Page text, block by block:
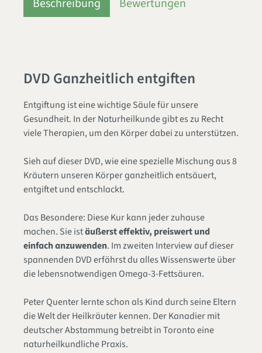
Beschreibung Bewertungen
DVD Ganzheitlich entgiften
Entgiftung ist eine wichtige Säule für unsere
Gesundheit. In der Naturheilkunde gibt es zu Recht
viele Therapien, um den Körper dabei zu unterstützen.
Sieh auf dieser DVD, wie eine spezielle Mischung aus 8
Kräutern unseren Körper ganzheitlich entsäuert,
entgiftet und entschlackt.
Das Besondere: Diese Kur kann jeder zuhause
machen. Sie istäußerst effektiv, preiswert und
einfach anzuwenden. Im zweiten Interview auf dieser
spannenden DVD erfährst du alles Wissenswerte über
die lebensnotwendigen Omega-3-Fettsäuren.
Peter Quenter lernte schon als Kind durch seine Eltern
die Welt der Heilkräuter kennen. Der Kanadier mit
deutscher Abstammung betreibt in Toronto eine
naturheilkundliche Praxis.